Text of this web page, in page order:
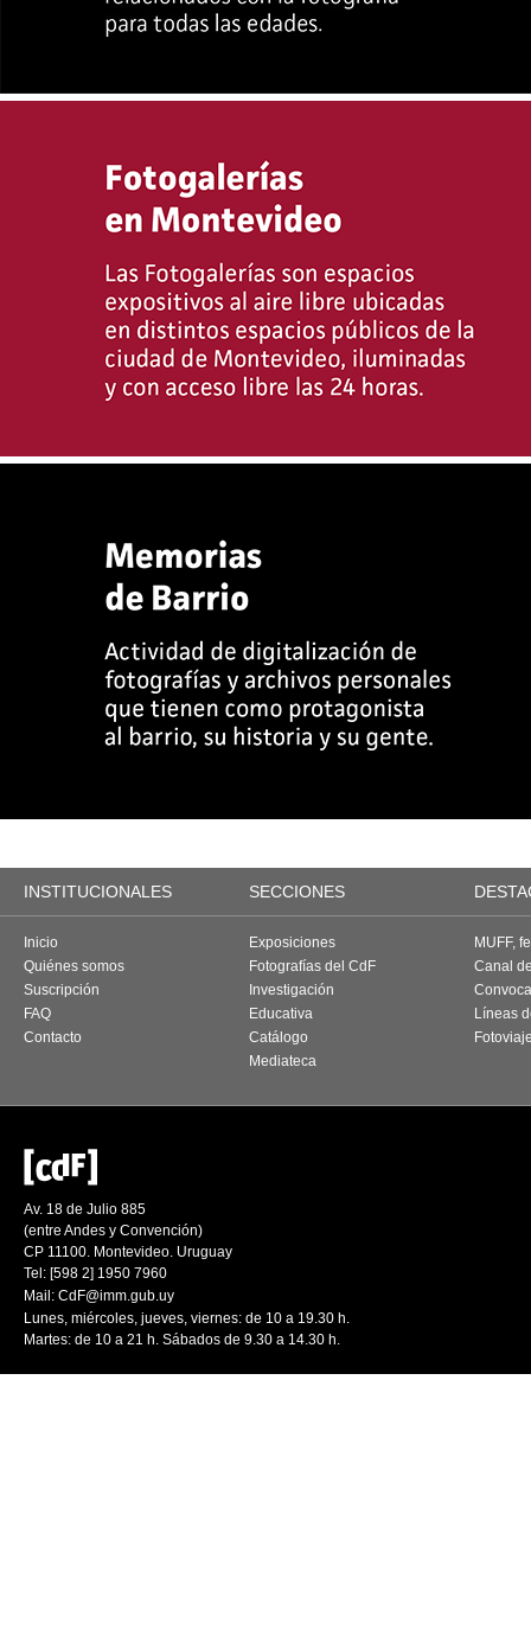
INSTITUCIONALES SECCIONES
Inicio
Quiénes somos
Suscripción
FAQ
Contacto
Exposiciones
Fotografías del CdF
Investigación
Educativa
Catálogo
Mediateca
MUFF,
Canal
Líneas
Av. 18 de Julio 885
(entre Andes y Convención)
CP 11100. Montevideo. Uruguay
Tel: [598 2] 1950 7960
Mail: CdF@imm.gub.uy
Lunes, miércoles, jueves, viernes: de 10 a 19.30 h.
Martes: de 10 a 21 h. Sábados de 9.30 a 14.30 h.